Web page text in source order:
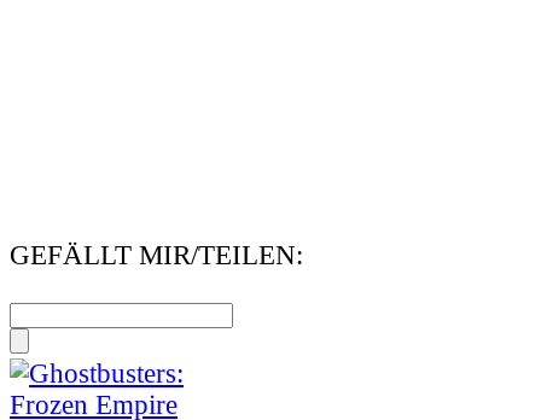
GEFÄLLT MIR/TEILEN: